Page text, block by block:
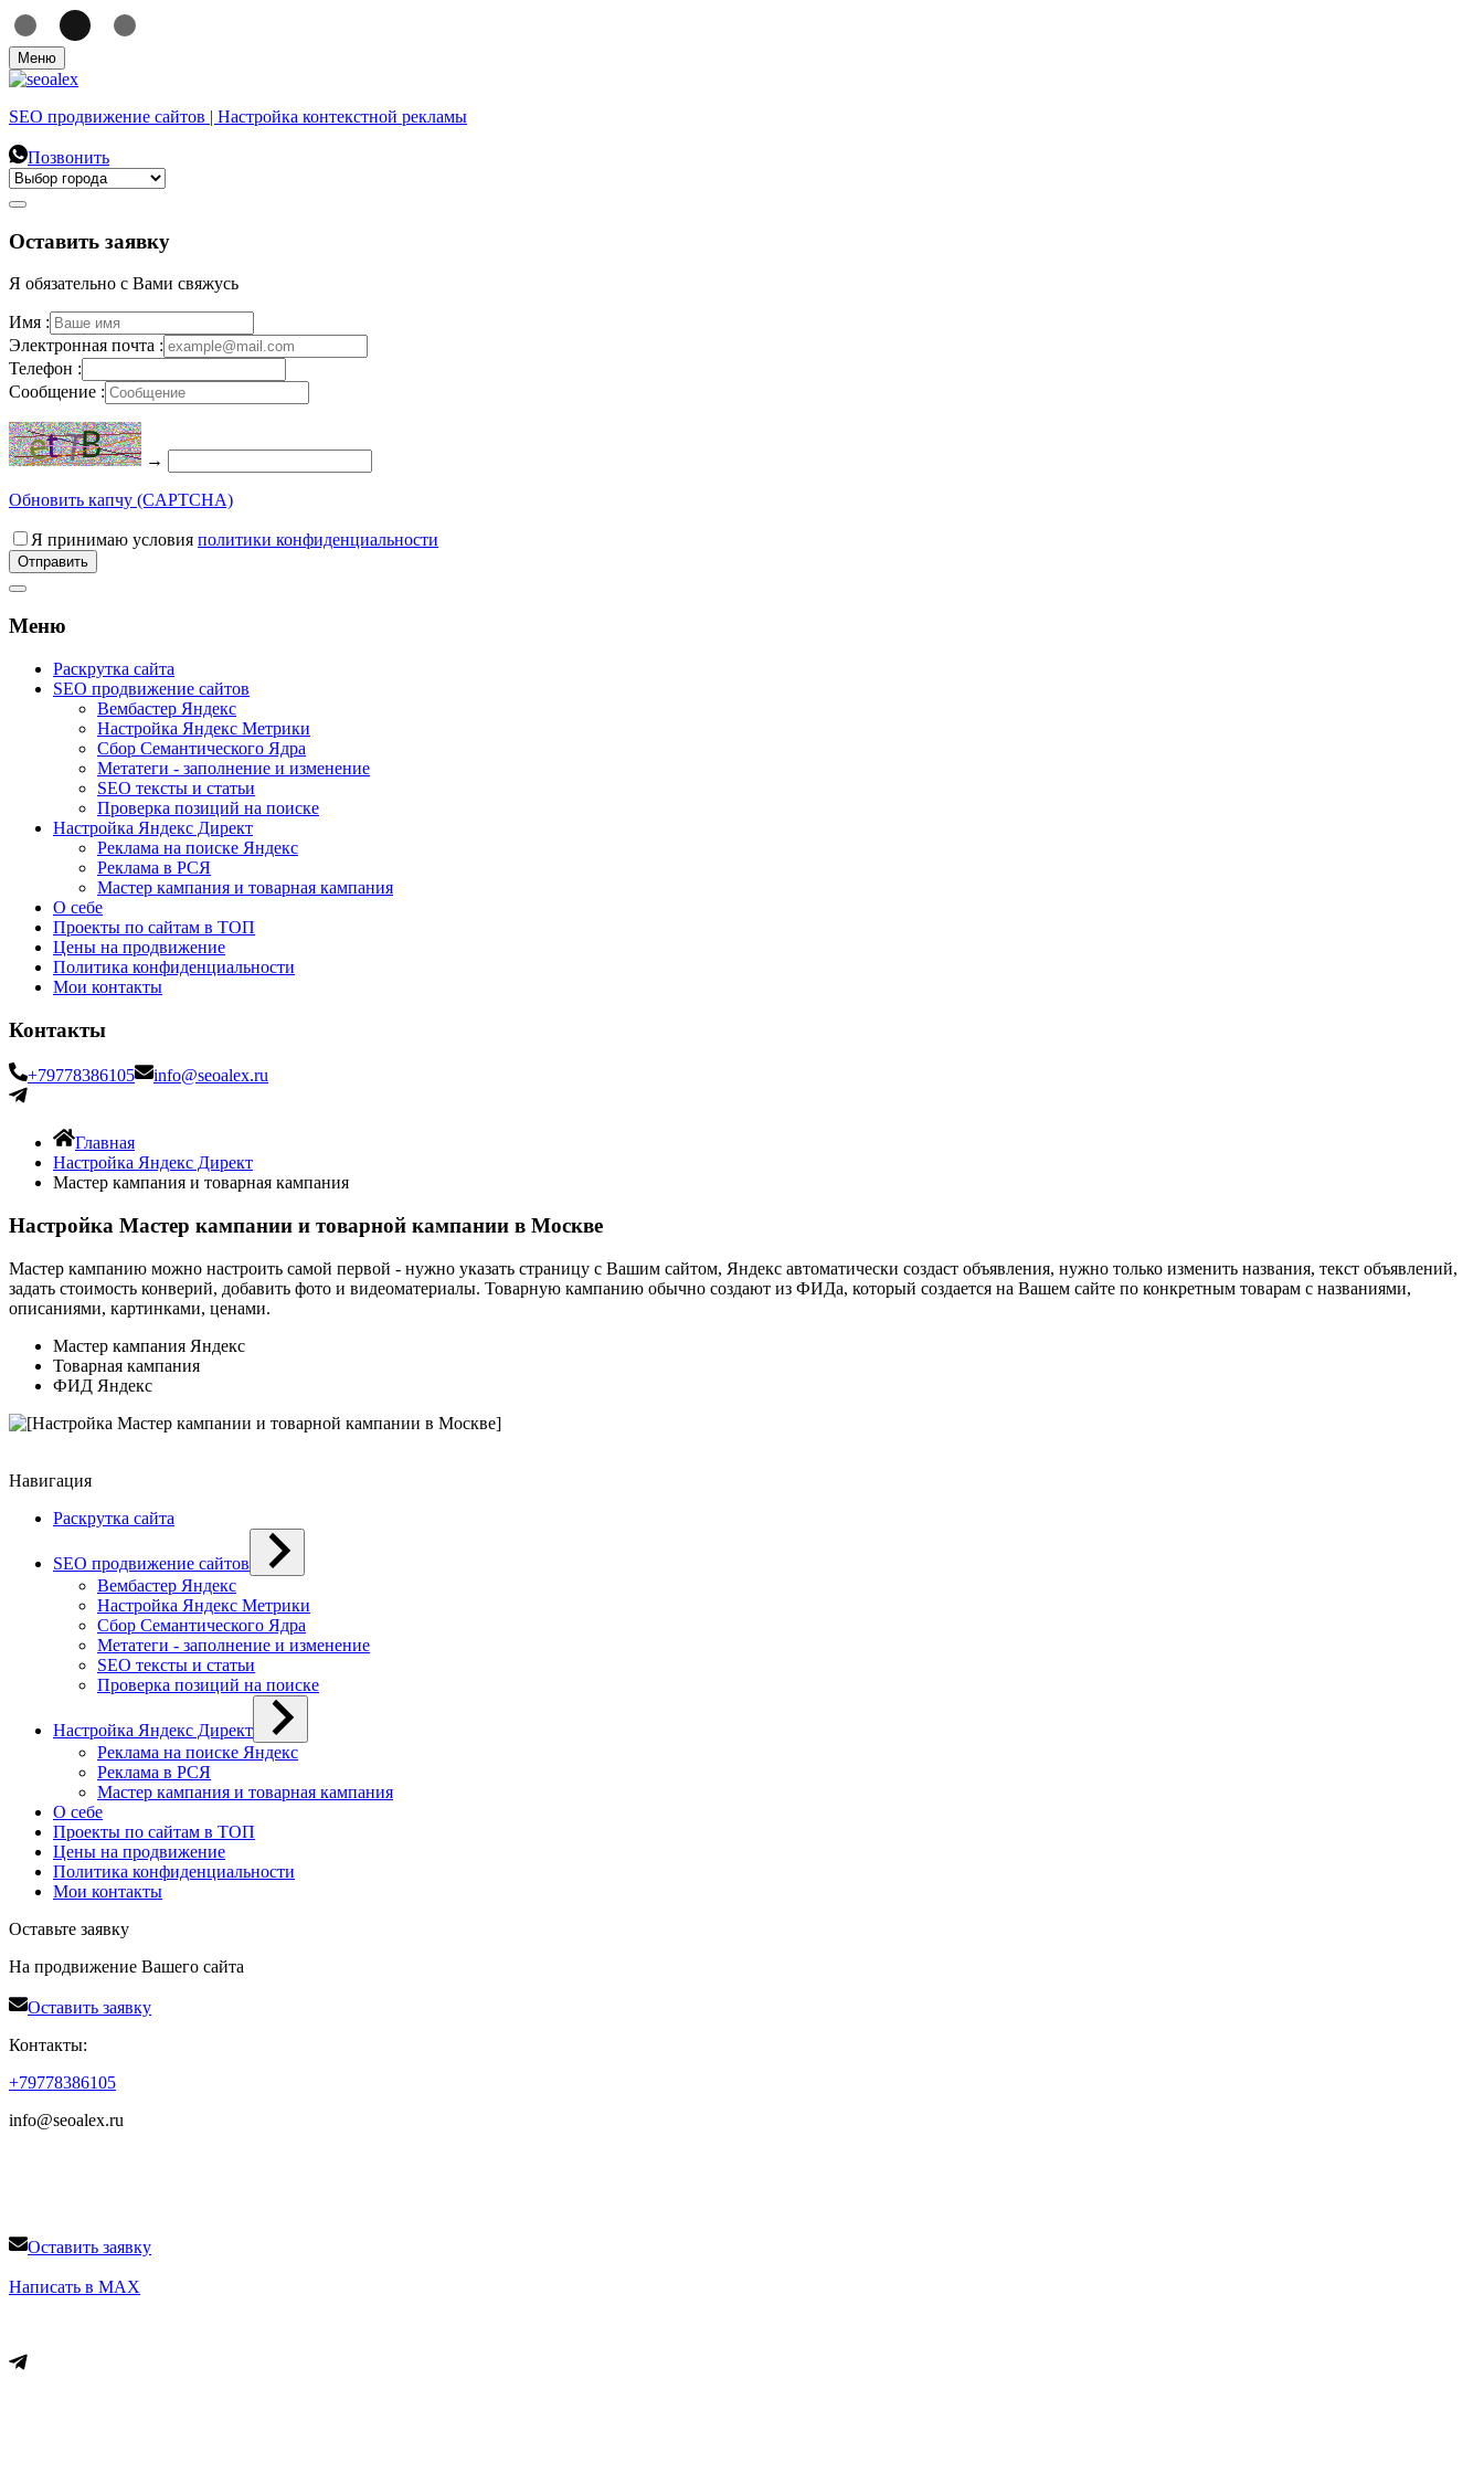
Меню
SEO продвижение сайтов | Настройка контекстной рекламы
Позвонить
Оставить заявку
Я обязательно с Вами свяжусь
Имя :
Электронная почта :
Телефон :
Сообщение :
→
Обновить капчу (CAPTCHA)
Я принимаю условия политики конфиденциальности
Меню
Раскрутка сайта
SEO продвижение сайтов
Вембастер Яндекс
Настройка Яндекс Метрики
Сбор Семантического Ядра
Метатеги - заполнение и изменение
SEO тексты и статьи
Проверка позиций на поиске
Настройка Яндекс Директ
Реклама на поиске Яндекс
Реклама в РСЯ
Мастер кампания и товарная кампания
О себе
Проекты по сайтам в ТОП
Цены на продвижение
Политика конфиденциальности
Мои контакты
Контакты
+79778386105 info@seoalex.ru
Главная
Настройка Яндекс Директ
Мастер кампания и товарная кампания
Настройка Мастер кампании и товарной кампании в Москве
Мастер кампанию можно настроить самой первой - нужно указать страницу с Вашим сайтом, Яндекс автоматически создаст объявления, нужно только изменить названия, текст объявлений,
задать стоимость конверий, добавить фото и видеоматериалы. Товарную кампанию обычно создают из ФИДа, который создается на Вашем сайте по конкретным товарам с названиями,
описаниями, картинками, ценами.
Мастер кампания Яндекс
Товарная кампания
ФИД Яндекс
Навигация
Раскрутка сайта
SEO продвижение сайтов
Вембастер Яндекс
Настройка Яндекс Метрики
Сбор Семантического Ядра
Метатеги - заполнение и изменение
SEO тексты и статьи
Проверка позиций на поиске
Настройка Яндекс Директ
Реклама на поиске Яндекс
Реклама в РСЯ
Мастер кампания и товарная кампания
О себе
Проекты по сайтам в ТОП
Цены на продвижение
Политика конфиденциальности
Мои контакты
Оставьте заявку
На продвижение Вашего сайта
Оставить заявку
Контакты:
+79778386105
info@seoalex.ru
Оставить заявку
Написать в MAX